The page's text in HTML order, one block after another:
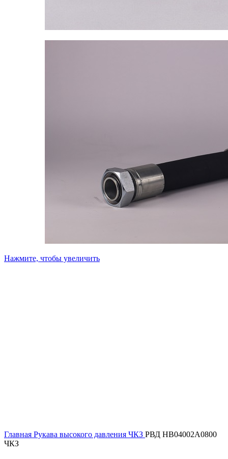
Нажмите, чтобы увеличить
Главная Рукава высокого давления ЧКЗ РВД HB04002A0800
ЧКЗ